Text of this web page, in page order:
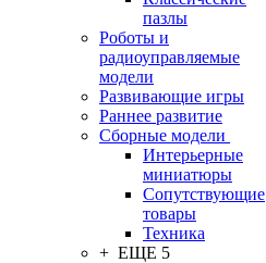
пазлы
Роботы и
радиоуправляемые
модели
Развивающие игры
Раннее развитие
Сборные модели
Интерьерные
миниатюры
Сопутствующие
товары
Техника
+ ЕЩЕ 5